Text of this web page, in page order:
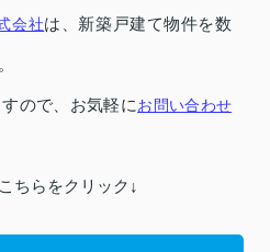
会社は、新築戸建て物件を数
ので、お気軽にお問い合わせ
ちらをクリック↓